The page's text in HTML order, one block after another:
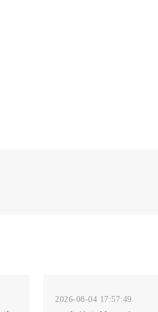
2026-08-04 17:57:49